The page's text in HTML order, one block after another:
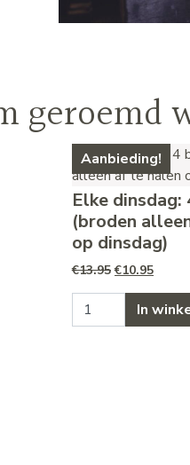
geroemd
Aanbieding!
Elke dinsdag:
(broden
op dinsdag)
€13.95 €10.95
Elke dinsdag: 4
In